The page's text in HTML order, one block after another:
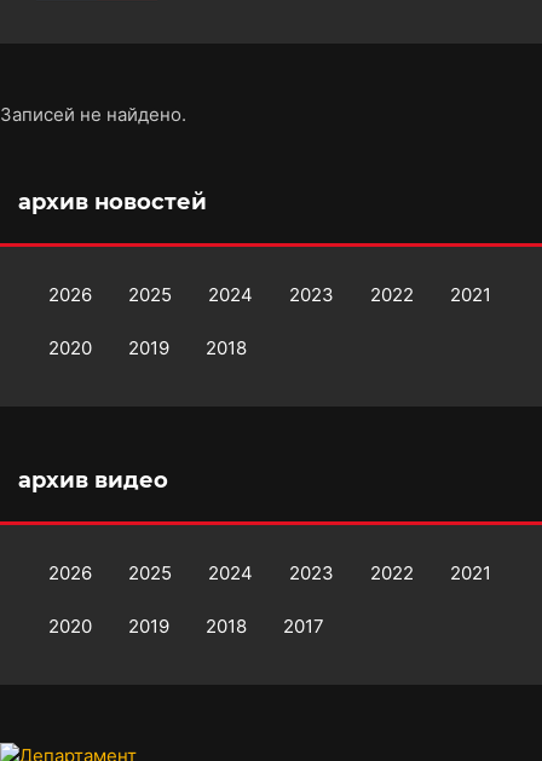
Записей не найдено.
архив новостей
2026 2025 2024 2023 2022 2021
2020 2019 2018
архив видео
2026 2025 2024 2023 2022 2021
2020 2019 2018 2017